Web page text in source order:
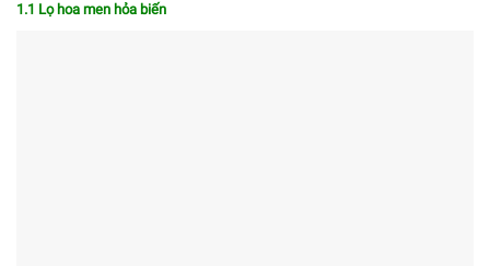
1.1 Lọ hoa men hỏa biến